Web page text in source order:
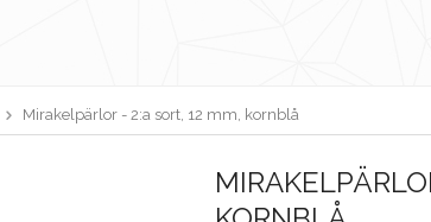
Mirakelpärlor - 2:a sort, 12 mm, kornblå